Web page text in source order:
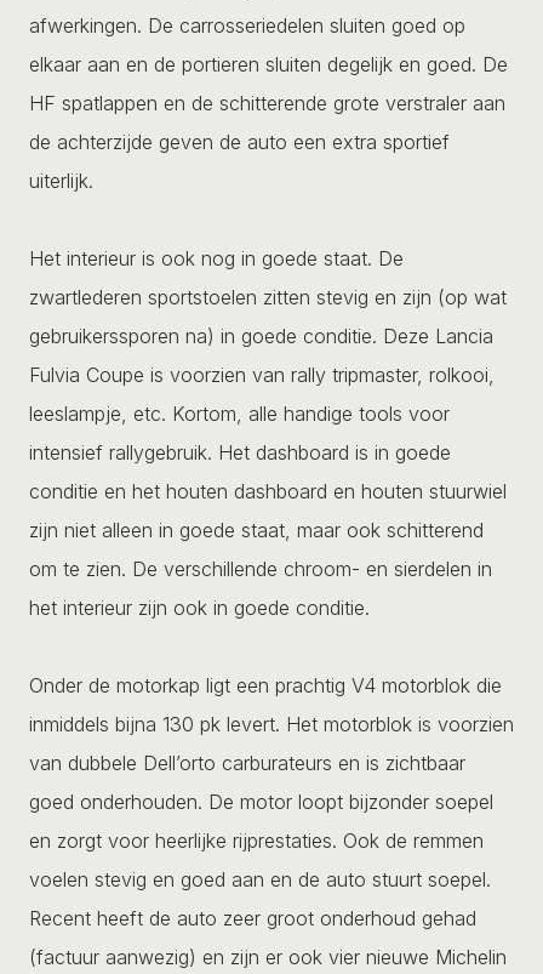
afwerkingen. De carrosseriedelen sluiten goed op
elkaar aan en de portieren sluiten degelijk en goed. De
HF spatlappen en de schitterende grote verstraler aan
de achterzijde geven de auto een extra sportief
uiterlijk.
Het interieur is ook nog in goede staat. De
zwartlederen sportstoelen zitten stevig en zijn (op wat
gebruikerssporen na) in goede conditie. Deze Lancia
Fulvia Coupe is voorzien van rally tripmaster, rolkooi,
leeslampje, etc. Kortom, alle handige tools voor
intensief rallygebruik. Het dashboard is in goede
conditie en het houten dashboard en houten stuurwiel
zijn niet alleen in goede staat, maar ook schitterend
om te zien. De verschillende chroom- en sierdelen in
het interieur zijn ook in goede conditie.
Onder de motorkap ligt een prachtig V4 motorblok die
inmiddels bijna 130 pk levert. Het motorblok is voorzien
van dubbele Dell’orto carburateurs en is zichtbaar
goed onderhouden. De motor loopt bijzonder soepel
en zorgt voor heerlijke rijprestaties. Ook de remmen
voelen stevig en goed aan en de auto stuurt soepel.
Recent heeft de auto zeer groot onderhoud gehad
(factuur aanwezig) en zijn er ook vier nieuwe Michelin